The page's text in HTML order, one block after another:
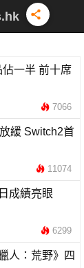
一半 前十席
7066
緩 Switch2首
11074
成績亮眼
6299
人：荒野》四